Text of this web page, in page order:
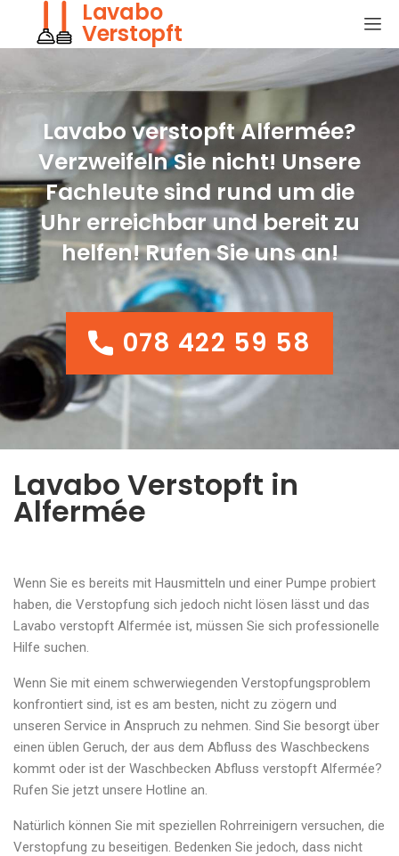
Lavabo
Verstopft
Lavabo verstopft Alfermée?
Verzweifeln Sie nicht! Unsere
Fachleute sind rund um die
Uhr erreichbar und bereit zu
helfen! Rufen Sie uns an!
078 422 59 58
078 422 59 58
Lavabo Verstopft in
Alfermée
Wenn Sie es bereits mit Hausmitteln und einer Pumpe probiert
haben, die Verstopfung sich jedoch nicht lösen lässt und das
Lavabo verstopft Alfermée ist, müssen Sie sich professionelle
Hilfe suchen.
Wenn Sie mit einem schwerwiegenden Verstopfungsproblem
konfrontiert sind, ist es am besten, nicht zu zögern und
unseren Service in Anspruch zu nehmen. Sind Sie besorgt über
einen üblen Geruch, der aus dem Abfluss des Waschbeckens
kommt oder ist der Waschbecken Abfluss verstopft Alfermée?
Rufen Sie jetzt unsere Hotline an.
Natürlich können Sie mit speziellen Rohrreinigern versuchen, die
Verstopfung zu beseitigen. Bedenken Sie jedoch, dass nicht